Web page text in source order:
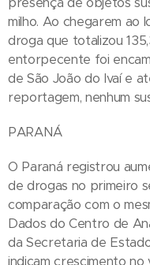
milho. Ao chegarem ao
droga que totalizou
entorpecente foi
de São João do Ivaí e
reportagem, nenhum
PARANÁ
O Paraná registrou
de drogas no primeiro
comparação com o
Dados do Centro de
da Secretaria de
indicam crescimento